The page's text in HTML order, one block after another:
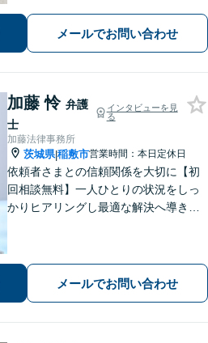
続・遺言】残された借金・不動産に困
っていませんか？
メールでお問い合わせ
加藤 怜 弁護
士
インタビューを見
る
加藤法律事務所
茨城県|稲敷市営業時間：本日定休日
依頼者さまとの信頼関係を大切に【初
回相談無料】一人ひとりの状況をしっ
かりヒアリングし最適な解決へ導きま
士費用もわかりやすく説明【夜間相談
可】
メールでお問い合わせ